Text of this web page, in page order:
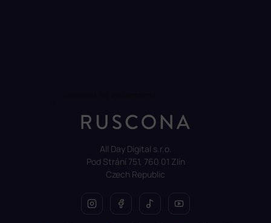
All Day Digital s.r.o.
Pod Strání 751, 760 01 Zlín
Czech Republic